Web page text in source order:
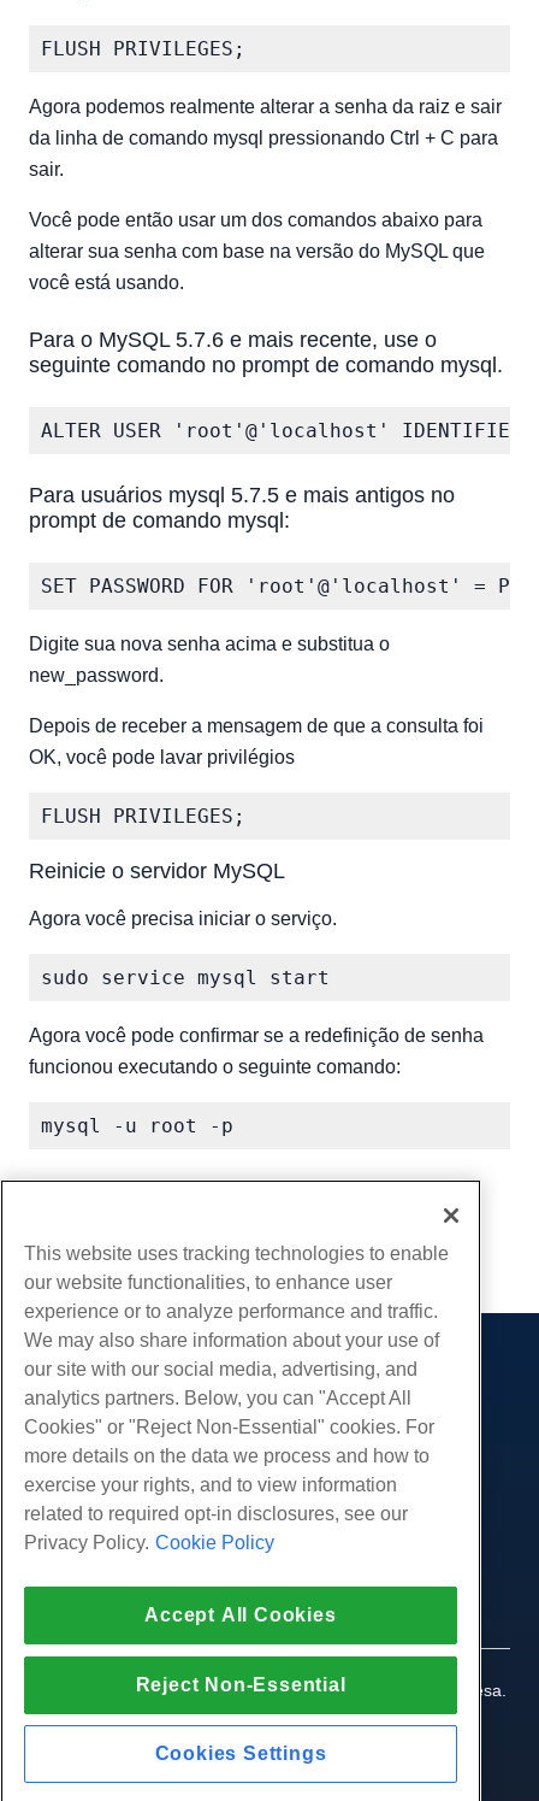
Agora podemos realmente alterar a senha da raiz e sair
da linha de comando mysql pressionando Ctrl + C para
sair.
Você pode então usar um dos comandos abaixo para
alterar sua senha com base na versão do MySQL que
você está usando.
Para o MySQL 5.7.6 e mais recente, use o
seguinte comando no prompt de comando mysql.
Para usuários mysql 5.7.5 e mais antigos no
prompt de comando mysql:
Digite sua nova senha acima e substitua o
new_password.
Depois de receber a mensagem de que a consulta foi
OK, você pode lavar privilégios
Reinicie o servidor MySQL
Agora você precisa iniciar o serviço.
Agora você pode confirmar se a redefinição de senha
funcionou executando o seguinte comando:
cópia de URL
Produtos
Hospedagem na web
Hospedagem Empresarial
Revendedor com etiqueta em branco
Linux gerenciado VPS
Windows não gerenciado VPS
Servidores de nuvem
Balanceadores de carga
Armazenamento em Bloco
Armazenamento de Objetos
SSL Certificados
Serviços
Migrações de sites
Comunidade
Documentação do Produto
Tutoriais
Companhia
Sobre nós
Contate-Nos
pressione
Programa de Afiliados
Aplicação da lei
Acordo de Afiliado
Apoio, suporte
Conversar ao vivo conosco
Abra um bilhete de suporte
© 2010-2026 Hostwinds, uma HostPapa Inc. empresa.
This website uses tracking technologies to enable
our website functionalities, to enhance user
experience or to analyze performance and traffic.
We may also share information about your use of
our site with our social media, advertising, and
analytics partners. Below, you can "Accept All
Cookies" or "Reject Non-Essential" cookies. For
more details on the data we process and how to
exercise your rights, and to view information
related to required opt-in disclosures, see our
Privacy Policy. Cookie Policy
Accept All Cookies
Reject Non-Essential
Cookies Settings